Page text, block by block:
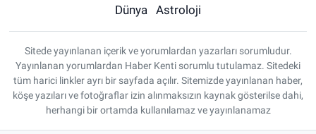
Dünya
Astroloji
Sitede yayınlanan içerik ve yorumlardan yazarları sorumludur.
Yayınlanan yorumlardan Haber Kenti sorumlu tutulamaz. Sitedeki
tüm harici linkler ayrı bir sayfada açılır. Sitemizde yayınlanan haber,
köşe yazıları ve fotoğraflar izin alınmaksızın kaynak gösterilse dahi,
herhangi bir ortamda kullanılamaz ve yayınlanamaz